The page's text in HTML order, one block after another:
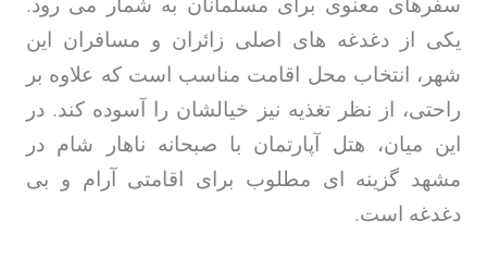
یکی از دغدغه های اصلی زائران و مسافران این
شهر، انتخاب محل اقامت مناسب است که علاوه بر
راحتی، از نظر تغذیه نیز خیالشان را آسوده کند. در
این میان، هتل آپارتمان با صبحانه ناهار شام در
مشهد گزینه ای مطلوب برای اقامتی آرام و بی
دغدغه است.